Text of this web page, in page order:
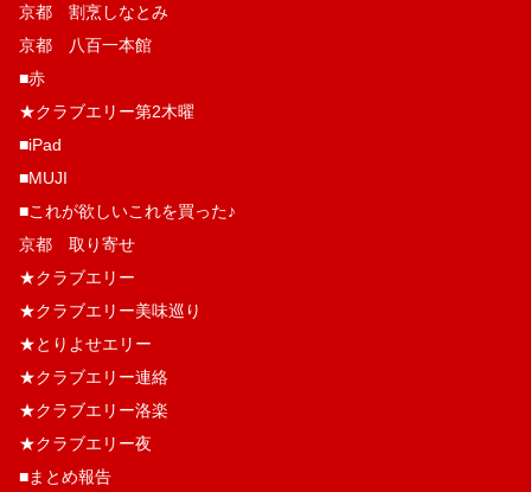
京都 割烹しなとみ
京都 八百一本館
■赤
★クラブエリー第2木曜
■iPad
■MUJI
■これが欲しいこれを買った♪
京都 取り寄せ
★クラブエリー
★クラブエリー美味巡り
★とりよせエリー
★クラブエリー連絡
★クラブエリー洛楽
★クラブエリー夜
■まとめ報告